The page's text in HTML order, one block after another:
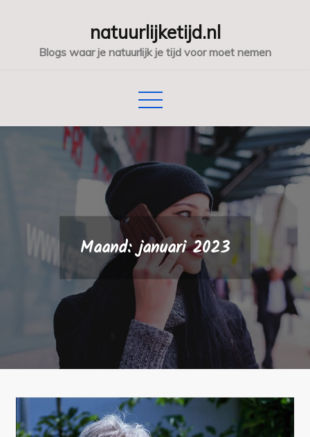
natuurlijketijd.nl
Blogs waar je natuurlijk je tijd voor moet nemen
Maand:januari 2023